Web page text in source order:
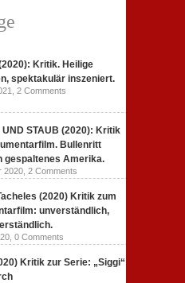
Kritik. Heilige
spektakulär inszeniert.
2 Comments
UND STAUB (2020): Kritik
Bullenritt
gespaltenes Amerika.
2020, 2 Comments
(2020) Kritik zum
unverständlich,
0 Comments
Kritik zur Serie: „Siggi“